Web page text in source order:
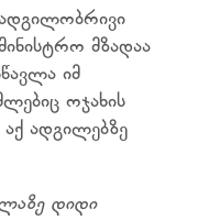
ადგილობრივი
მზადაა
იმ
ოჯახის
აქ ადგილებზე
დიდი